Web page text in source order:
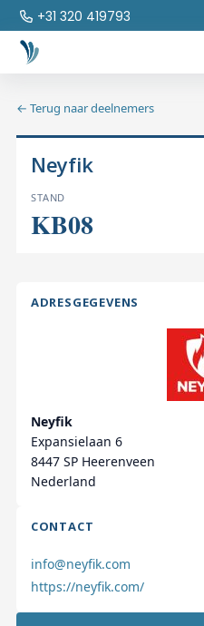
+31 320 419793
← Terug naar deelnemers
Neyfik
STAND
KB08
ADRESGEGEVENS
Neyfik
Expansielaan 6
8447 SP Heerenveen
Nederland
CONTACT
info@neyfik.com
https://neyfik.com/